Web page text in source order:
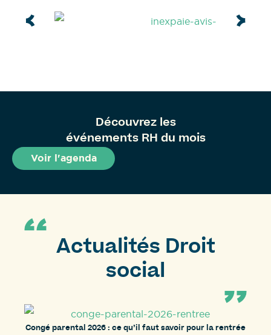
Découvrez les
événements RH du mois
Voir l'agenda
Actualités Droit
social
Congé parental 2026 : ce qu’il faut savoir pour la rentrée